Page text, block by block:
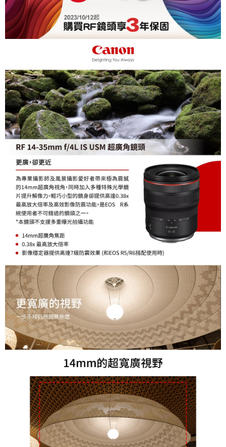
※ 交易是否成功請以「AFTEE先享後付 」之結帳頁面顯示為準，若有關於
是否繳費成功／繳費後需取消欲退款等相關疑問，請聯繫「AFTEE先享後付
客戶支援中心」https://netprotections.freshdesk.com/support/home
【注意事項】
１．透過由恩沛科技股份有限公司提供之「AFTEE先享後付」服務完成之交
易，需依本服務之必要範圍內提供個人資料，並將交易相關給付款項請求債
權轉讓予恩沛科技股份有限公司。
２．關於個人資料處理事宜，請瀏覽以下網址：
https://aftee.tw/terms/#terms3
３．未成年的使用者請事先徵得法定代理人或監護人之同意方可使用
「AFTEE先享後付」，若未經同意申辦者引起之損失，本公司不負相關責
任。
４．使用「AFTEE先享後付」時，將依據個別帳號之用戶狀況，依本公司即
時審查核予不同之上限額度；若仍有額度不足之情形，本公司將視審查結果
請求用戶進行身份認證。
５．嚴禁一人註冊多個帳號或使用他人資訊註冊。若發現惡意使用之情形，
恩沛科技股份有限公司將有權停止該用戶之使用額度並採取法律行動。
宅配
每筆NT$75，滿NT$399(含以上)免運費
付款後門市自取